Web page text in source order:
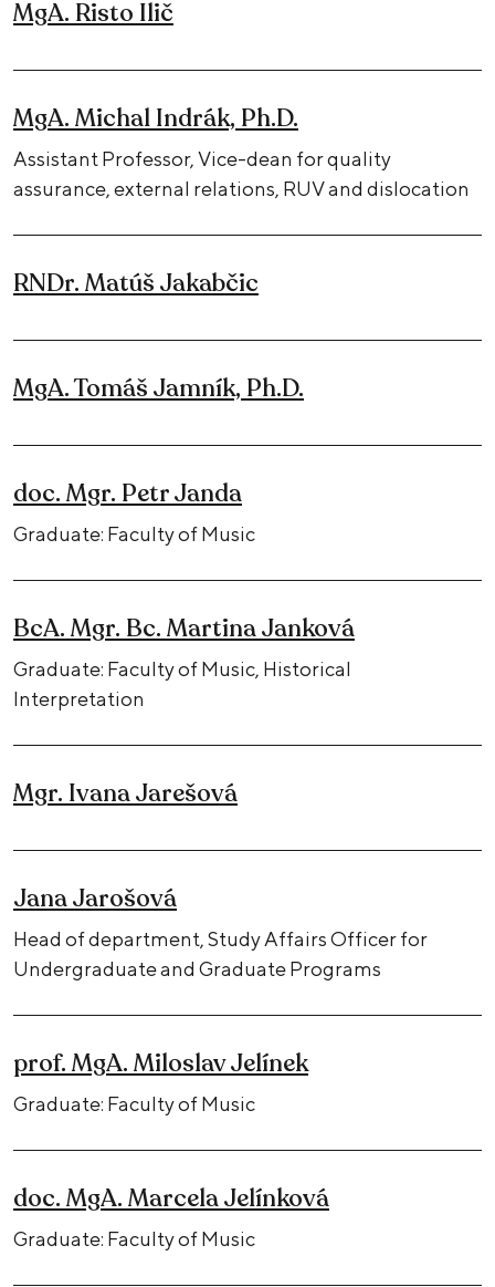
MgA. Risto Ilič
MgA. Michal Indrák, Ph.D.
Assistant Professor, Vice-dean for quality
assurance, external relations, RUV and dislocation
RNDr. Matúš Jakabčic
MgA. Tomáš Jamník, Ph.D.
doc. Mgr. Petr Janda
Graduate: Faculty of Music
BcA. Mgr. Bc. Martina Janková
Graduate: Faculty of Music, Historical
Interpretation
Mgr. Ivana Jarešová
Jana Jarošová
Head of department, Study Affairs Officer for
Undergraduate and Graduate Programs
prof. MgA. Miloslav Jelínek
Graduate: Faculty of Music
doc. MgA. Marcela Jelínková
Graduate: Faculty of Music